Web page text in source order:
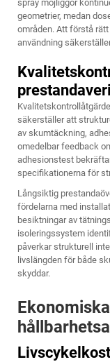
spray möjliggör
geometrier, medan
områden. Att förstå
användning
säkerställer att
av skumtäckning,
omedelbar feedback
adhesionstest
specifikationerna för
Långsiktig
fördelarna med
besiktningar av
isoleringssystem
påverkar strukturell
livslängden för både
skyddar.